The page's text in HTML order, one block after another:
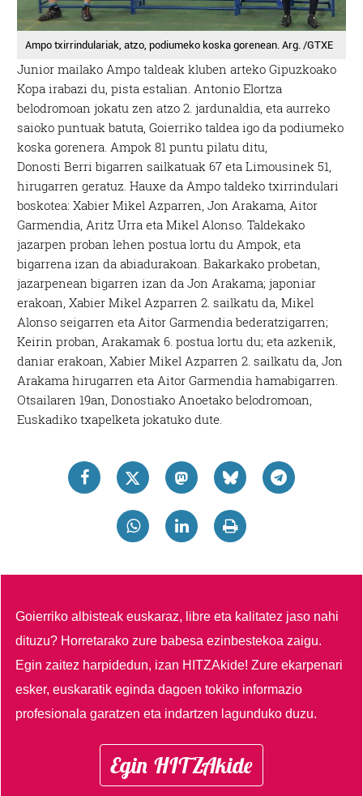
Ampo txirrindulariak, atzo, podiumeko koska gorenean. Arg. /GTXE
Junior mailako Ampo taldeak kluben arteko Gipuzkoako
Kopa irabazi du, pista estalian. Antonio Elortza
belodromoan jokatu zen atzo 2. jardunaldia, eta aurreko
saioko puntuak batuta, Goierriko taldea igo da podiumeko
koska gorenera. Ampok 81 puntu pilatu ditu,
Donosti Berri bigarren sailkatuak 67 eta Limousinek 51,
hirugarren geratuz. Hauxe da Ampo taldeko txirrindulari
boskotea: Xabier Mikel Azparren, Jon Arakama, Aitor
Garmendia, Aritz Urra eta Mikel Alonso. Taldekako
jazarpen proban lehen postua lortu du Ampok, eta
bigarrena izan da abiadurakoan. Bakarkako probetan,
jazarpenean bigarren izan da Jon Arakama; japoniar
erakoan, Xabier Mikel Azparren 2. sailkatu da, Mikel
Alonso seigarren eta Aitor Garmendia bederatzigarren;
Keirin proban, Arakamak 6. postua lortu du; eta azkenik,
daniar erakoan, Xabier Mikel Azparren 2. sailkatu da, Jon
Arakama hirugarren eta Aitor Garmendia hamabigarren.
Otsailaren 19an, Donostiako Anoetako belodromoan,
Euskadiko txapelketa jokatuko dute.
Goierriko albisteak euskaraz, libre eta kalitatez jaso nahi
dituzu? Horretarako zure babesa ezinbestekoa zaigu.
Egin zaitez harpidedun, izan HITZAkide!Zure ekarpenari
esker, euskaratik eginda dagoen tokiko informazio
profesionala garatzen eta indartzen lagunduko duzu.
Egin HITZAkide